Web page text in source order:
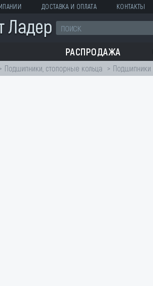
ДОСТАВКА И ОПЛАТА КОНТАКТЫ
РАСПРОДАЖА
Подшипники, стопорные кольца Подшипники